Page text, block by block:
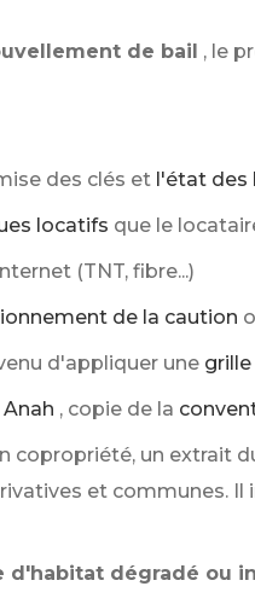
de bail , le
des clés et l'état des
locatifs que le
(TNT, fibre...)
de la caution
d'appliquer une
Anah , copie de la
copropriété, un extrait
et communes. Il
d'habitat dégradé ou